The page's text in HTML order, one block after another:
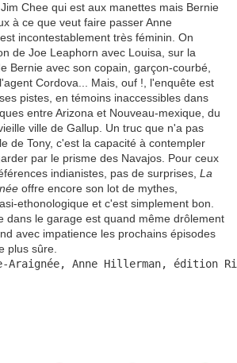
Chee qui est aux manettes mais Bernie
à ce que veut faire passer Anne
incontestablement très féminin. On
de Joe Leaphorn avec Louisa, sur la
Bernie avec son copain, garçon-courbé,
Cordova... Mais, ouf !, l'enquête est
pistes, en témoins inaccessibles dans
entre Arizona et Nouveau-mexique, du
ville de Gallup. Un truc que n'a pas
de Tony, c'est la capacité à contempler
par le prisme des Navajos. Pour ceux
indianistes, pas de surprises, La
offre encore son lot de mythes,
ethonologique et c'est simplement bon.
dans le garage est quand même drôlement
avec impatience les prochains épisodes
plus sûre.
Araignée, Anne Hillerman, édition